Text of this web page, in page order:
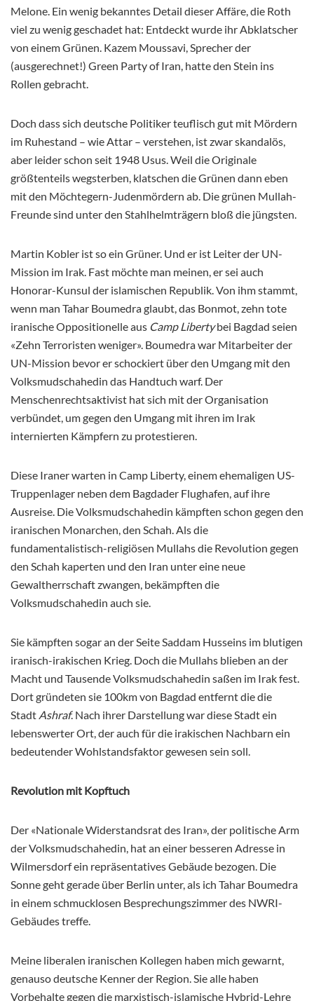
Melone. Ein wenig bekanntes Detail dieser Affäre, die Roth
viel zu wenig geschadet hat: Entdeckt wurde ihr Abklatscher
von einem Grünen. Kazem Moussavi, Sprecher der
(ausgerechnet!) Green Party of Iran, hatte den Stein ins
Rollen gebracht.
Doch dass sich deutsche Politiker teuflisch gut mit Mördern
im Ruhestand – wie Attar – verstehen, ist zwar skandalös,
aber leider schon seit 1948 Usus. Weil die Originale
größtenteils wegsterben, klatschen die Grünen dann eben
mit den Möchtegern-Judenmördern ab. Die grünen Mullah-
Freunde sind unter den Stahlhelmträgern bloß die jüngsten.
Martin Kobler ist so ein Grüner. Und er ist Leiter der UN-
Mission im Irak. Fast möchte man meinen, er sei auch
Honorar-Kunsul der islamischen Republik. Von ihm stammt,
wenn man Tahar Boumedra glaubt, das Bonmot, zehn tote
iranische Oppositionelle aus Camp Libertybei Bagdad seien
«Zehn Terroristen weniger». Boumedra war Mitarbeiter der
UN-Mission bevor er schockiert über den Umgang mit den
Volksmudschahedin das Handtuch warf. Der
Menschenrechtsaktivist hat sich mit der Organisation
verbündet, um gegen den Umgang mit ihren im Irak
internierten Kämpfern zu protestieren.
Diese Iraner warten in Camp Liberty, einem ehemaligen US-
Truppenlager neben dem Bagdader Flughafen, auf ihre
Ausreise. Die Volksmudschahedin kämpften schon gegen den
iranischen Monarchen, den Schah. Als die
fundamentalistisch-religiösen Mullahs die Revolution gegen
den Schah kaperten und den Iran unter eine neue
Gewaltherrschaft zwangen, bekämpften die
Volksmudschahedin auch sie.
Sie kämpften sogar an der Seite Saddam Husseins im blutigen
iranisch-irakischen Krieg. Doch die Mullahs blieben an der
Macht und Tausende Volksmudschahedin saßen im Irak fest.
Dort gründeten sie 100km von Bagdad entfernt die die
Stadt Ashraf. Nach ihrer Darstellung war diese Stadt ein
lebenswerter Ort, der auch für die irakischen Nachbarn ein
bedeutender Wohlstandsfaktor gewesen sein soll.
Revolution mit Kopftuch
Der «Nationale Widerstandsrat des Iran», der politische Arm
der Volksmudschahedin, hat an einer besseren Adresse in
Wilmersdorf ein repräsentatives Gebäude bezogen. Die
Sonne geht gerade über Berlin unter, als ich Tahar Boumedra
in einem schmucklosen Besprechungszimmer des NWRI-
Gebäudes treffe.
Meine liberalen iranischen Kollegen haben mich gewarnt,
genauso deutsche Kenner der Region. Sie alle haben
Vorbehalte gegen die marxistisch-islamische Hybrid-Lehre